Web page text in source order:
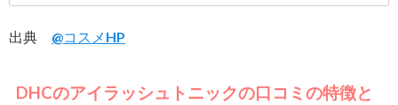
出典 @コスメHP
DHCのアイラッシュトニックの口コミの特徴と